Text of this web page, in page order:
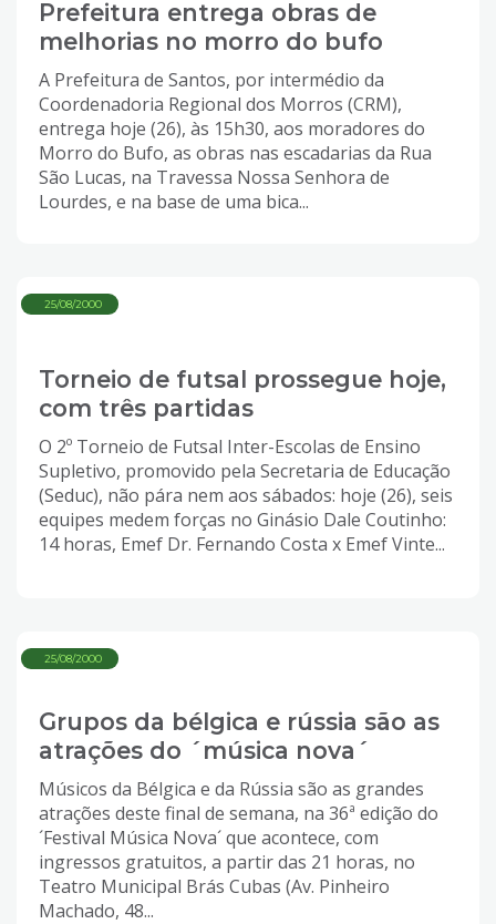
Prefeitura entrega obras de
melhorias no morro do bufo
A Prefeitura de Santos, por intermédio da
Coordenadoria Regional dos Morros (CRM),
entrega hoje (26), às 15h30, aos moradores do
Morro do Bufo, as obras nas escadarias da Rua
São Lucas, na Travessa Nossa Senhora de
Lourdes, e na base de uma bica...
25/08/2000
Torneio de futsal prossegue hoje,
com três partidas
O 2º Torneio de Futsal Inter-Escolas de Ensino
Supletivo, promovido pela Secretaria de Educação
(Seduc), não pára nem aos sábados: hoje (26), seis
equipes medem forças no Ginásio Dale Coutinho:
14 horas, Emef Dr. Fernando Costa x Emef Vinte...
25/08/2000
Grupos da bélgica e rússia são as
atrações do ´música nova´
Músicos da Bélgica e da Rússia são as grandes
atrações deste final de semana, na 36ª edição do
´Festival Música Nova´ que acontece, com
ingressos gratuitos, a partir das 21 horas, no
Teatro Municipal Brás Cubas (Av. Pinheiro
Machado, 48...